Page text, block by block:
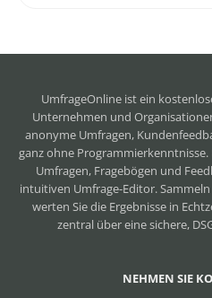
UmfrageOnline ist ein
Unternehmen und
anonyme Umfragen,
ganz ohne
Umfragen, Fragebögen und
intuitiven Umfrage-Editor.
werten Sie die Ergebnisse in
zentral über eine sichere,
NEHMEN SIE